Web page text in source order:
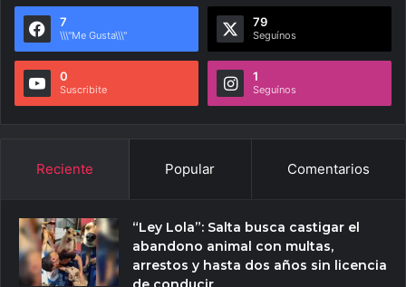
7
\\\"Me Gusta\\\"
79
Seguínos
0
Suscribite
1
Seguínos
Reciente Popular Comentarios
“Ley Lola”: Salta busca castigar el
abandono animal con multas,
arrestos y hasta dos años sin licencia